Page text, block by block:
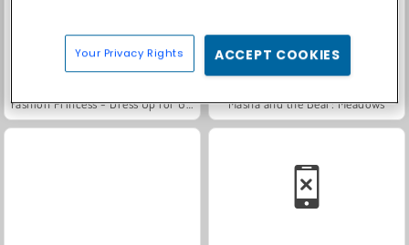
Fashion Princess - Dress Up for Girls Masha and the Bear: Meadows
Your Privacy Rights ACCEPT COOKIES